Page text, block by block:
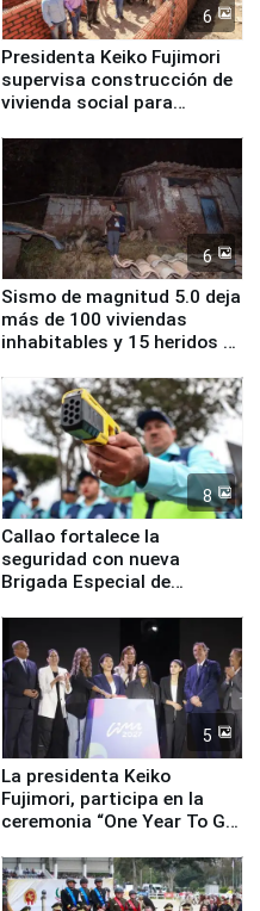
6
Presidenta Keiko Fujimori
supervisa construcción de
vivienda social para
6
Sismo de magnitud 5.0 deja
más de 100 viviendas
inhabitables y 15 heridos en
8
Callao fortalece la
seguridad con nueva
Brigada Especial de
equipamiento para
Serenazgo
5
La presidenta Keiko
Fujimori, participa en la
ceremonia “One Year To Go